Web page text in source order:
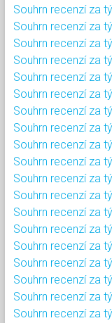
Souhrn recenzí za
Souhrn recenzí za
Souhrn recenzí za
Souhrn recenzí za
Souhrn recenzí za
Souhrn recenzí za
Souhrn recenzí za
Souhrn recenzí za
Souhrn recenzí za
Souhrn recenzí za
Souhrn recenzí za
Souhrn recenzí za
Souhrn recenzí za
Souhrn recenzí za
Souhrn recenzí za
Souhrn recenzí za
Souhrn recenzí za
Souhrn recenzí za
Souhrn recenzí za